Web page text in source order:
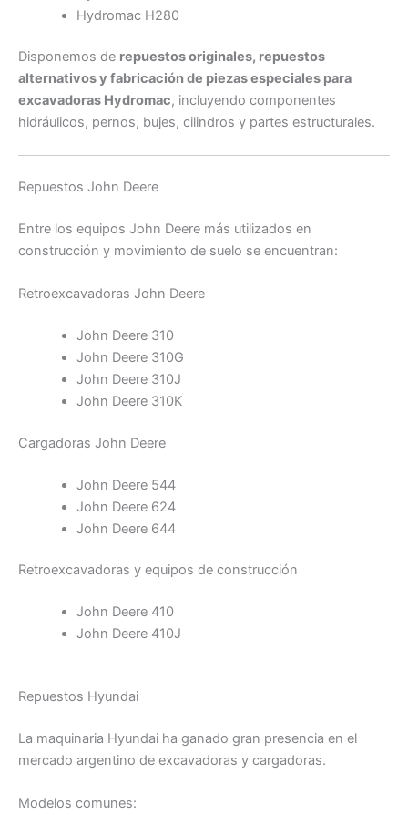
Hydromac H280
Disponemos de repuestos originales, repuestos
alternativos y fabricación de piezas especiales para
excavadoras Hydromac, incluyendo componentes
hidráulicos, pernos, bujes, cilindros y partes estructurales.
Repuestos John Deere
Entre los equipos John Deere más utilizados en
construcción y movimiento de suelo se encuentran:
Retroexcavadoras John Deere
John Deere 310
John Deere 310G
John Deere 310J
John Deere 310K
Cargadoras John Deere
John Deere 544
John Deere 624
John Deere 644
Retroexcavadoras y equipos de construcción
John Deere 410
John Deere 410J
Repuestos Hyundai
La maquinaria Hyundai ha ganado gran presencia en el
mercado argentino de excavadoras y cargadoras.
Modelos comunes: